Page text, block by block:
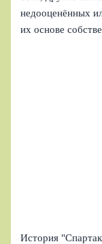
недооценённых
их основе
История